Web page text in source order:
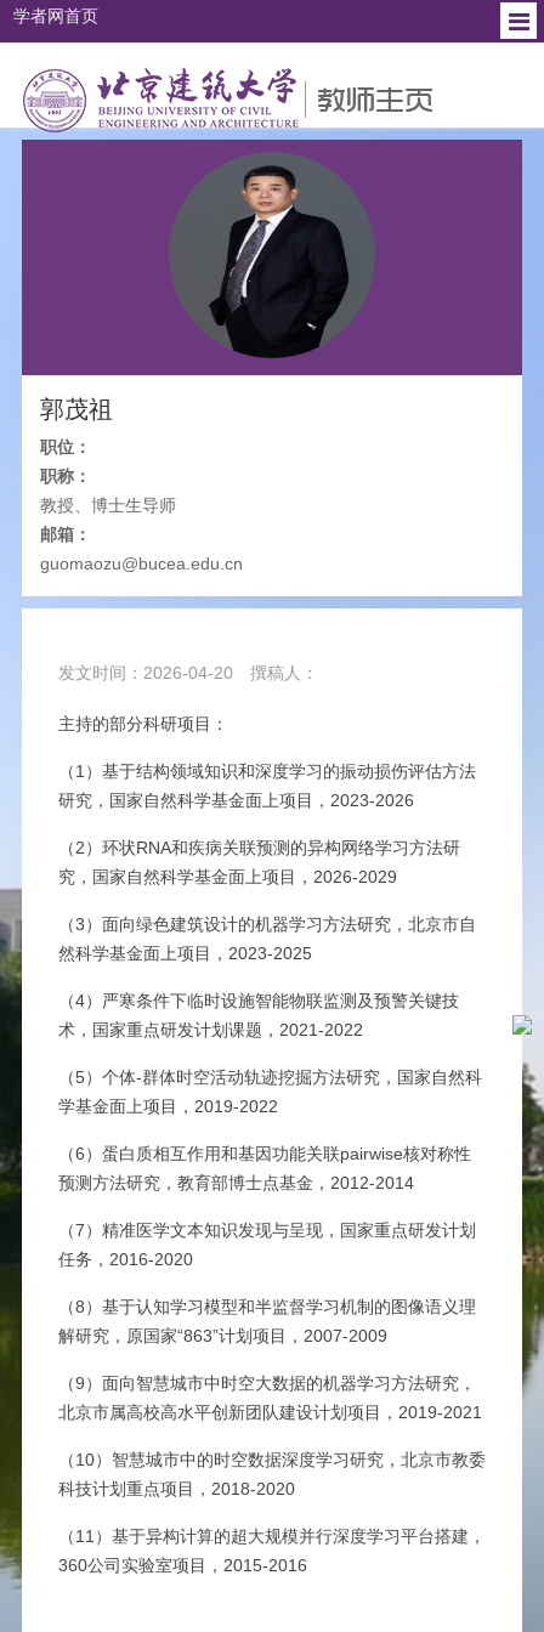
学者网首页
郭茂祖
职位：
职称：
教授、博士生导师
邮箱：
guomaozu@bucea.edu.cn
发文时间：2026-04-20 撰稿人：
主持的部分科研项目：
（1）基于结构领域知识和深度学习的振动损伤评估方法
研究，国家自然科学基金面上项目，2023-2026
（2）环状RNA和疾病关联预测的异构网络学习方法研
究，国家自然科学基金面上项目，2026-2029
（3）面向绿色建筑设计的机器学习方法研究，北京市自
然科学基金面上项目，2023-2025
（4）严寒条件下临时设施智能物联监测及预警关键技
术，国家重点研发计划课题，2021-2022
（5）个体-群体时空活动轨迹挖掘方法研究，国家自然科
学基金面上项目，2019-2022
（6）蛋白质相互作用和基因功能关联pairwise核对称性
预测方法研究，教育部博士点基金，2012-2014
（7）精准医学文本知识发现与呈现，国家重点研发计划
任务，2016-2020
（8）基于认知学习模型和半监督学习机制的图像语义理
解研究，原国家“863”计划项目，2007-2009
（9）面向智慧城市中时空大数据的机器学习方法研究，
北京市属高校高水平创新团队建设计划项目，2019-2021
（10）智慧城市中的时空数据深度学习研究，北京市教委
科技计划重点项目，2018-2020
（11）基于异构计算的超大规模并行深度学习平台搭建，
360公司实验室项目，2015-2016
个人简介